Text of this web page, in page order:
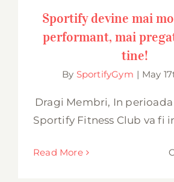
performant, mai pregatit
Sportify devine mai
performant, mai
tine!
By SportifyGym | May
Dragi Membri, In perioada
Sportify Fitness Club va fi
Read More